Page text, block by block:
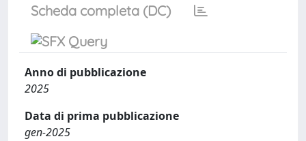
Scheda completa (DC)
Anno di pubblicazione
2025
Data di prima pubblicazione
gen-2025